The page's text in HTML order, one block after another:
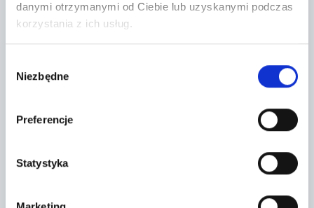
danymi otrzymanymi od Ciebie lub uzyskanymi podczas
korzystania z ich usług.
zgody
Niezbędne
Preferencje
StatystykaKomornikach, przy ul. Lipowej 2, 55-300 Komorniki,
Niniejszym wyrażam zgodę na otrzymywanie od
informacji handlowej, w tym w zakresie ofert
Niniejszym wyrażam zgodę na otrzymywanie od